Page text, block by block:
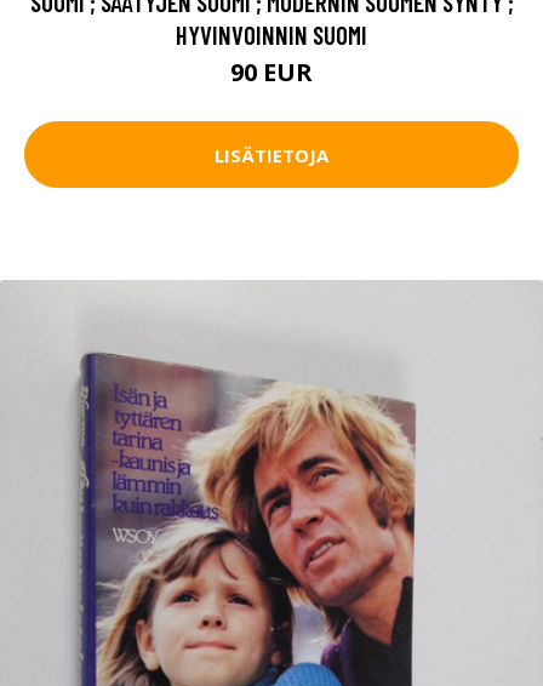
HYVINVOINNIN SUOMI
90 EUR
LISÄTIETOJA